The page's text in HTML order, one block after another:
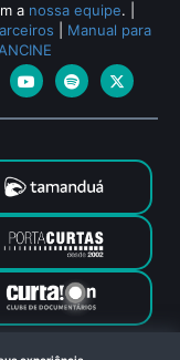
a nossa equipe.
Manual para